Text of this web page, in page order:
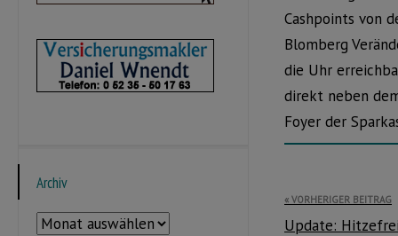
Cashpoints von
Blomberg
die Uhr
direkt neben
Foyer der
VORHERIGER BEITRAG
Update:
Archiv
Archiv